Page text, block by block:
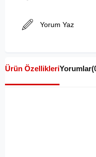
Yorum Yaz
Ürün ÖzellikleriYorumlar